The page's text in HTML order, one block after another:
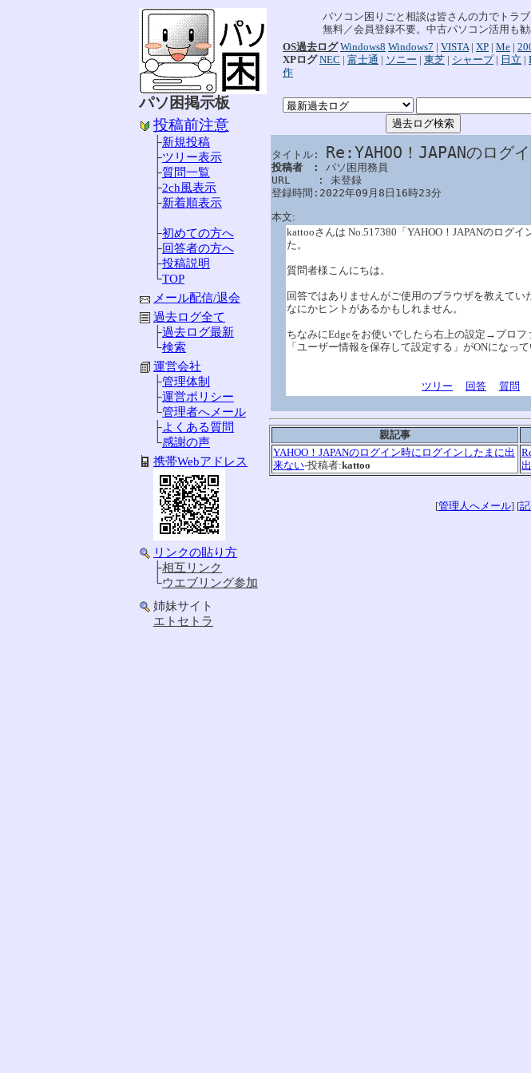
パソ困掲示板
投稿前注意
├新規投稿
├ツリー表示
├質問一覧
├2ch風表示
├新着順表示
├初めての方へ
├回答者の方へ
├投稿説明
└TOP
メール配信/退会
過去ログ全て
├過去ログ最新
└検索
運営会社
├管理体制
├運営ポリシー
└管理者へメール
├よくある質問
└感謝の声
携帯Webアドレス
リンクの貼り方
├相互リンク
└ウエブリング参加
姉妹サイト
エトセトラ
パソコン困りごと相談は皆さんの力でトラブ
無料／会員登録不要。中古パソコン活用も
OS過去ログ Windows8 Windows7 | VISTA| XP | Me |
XPログ NEC | 富士通 | ソニー | 東芝 | シャープ| 日立 |
作
タイトル: Re:YAHOO！JAPANのログ
投稿者　: パソ困用務員
URL　　 : 未登録
登録時間:2022年09月8日16時23分
本文:
kattooさんは No.517380「YAHOO！JAPANのログ
た。
質問者様こんにちは。
回答ではありませんがご使用のブラウザを教えてい
なにかヒントがあるかもしれません。
ちなみにEdgeをお使いでしたら右上の設定→プロ
「ユーザー情報を保存して設定する」がONになっ
ツリー 回答 質問
親記事
YAHOO！JAPANのログイン時にログインしたまに出
来ない-投稿者:kattoo
[管理人へメール] [